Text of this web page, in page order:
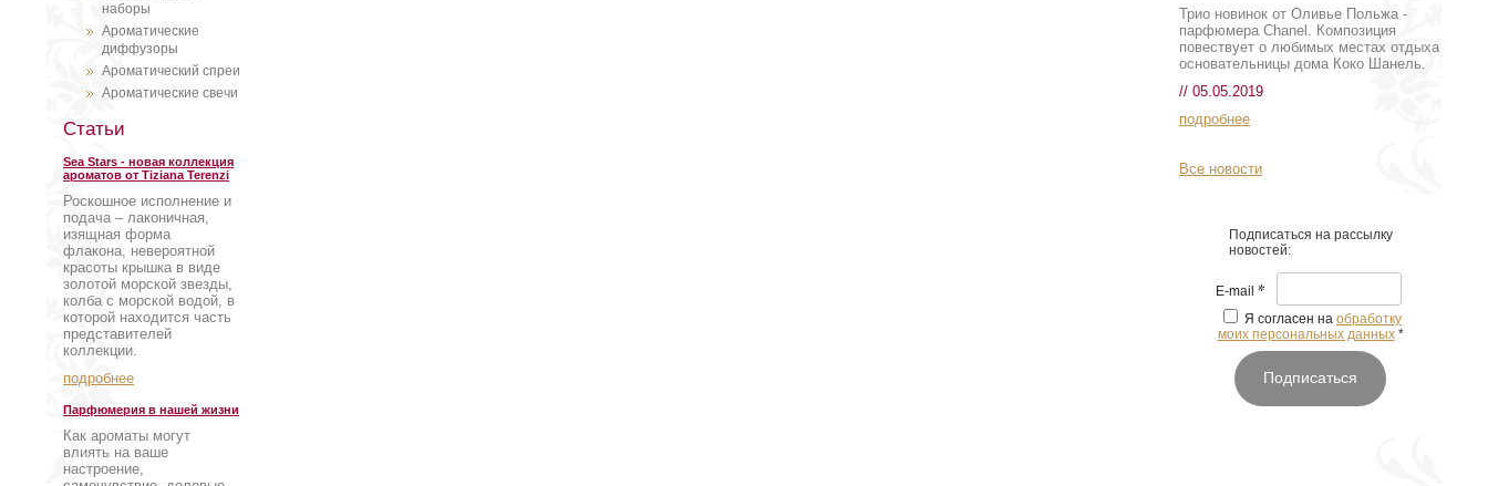
наборы
Ароматические
диффузоры
Ароматический спреи
Ароматические свечи
Статьи
Sea Stars - новая коллекция
ароматов от Tiziana Terenzi
Роскошное исполнение и
подача – лаконичная,
изящная форма
флакона, невероятной
красоты крышка в виде
золотой морской звезды,
колба с морской водой, в
которой находится часть
представителей
коллекции.
подробнее
Парфюмерия в нашей жизни
Как ароматы могут
влиять на ваше
настроение,
Трио новинок от Оливье Польжа -
парфюмера Chanel. Композиция
повествует о любимых местах отдыха
основательницы дома Коко Шанель.
// 05.05.2019
подробнее
Все новости
Подписаться на рассылку
новостей:
E-mail *
Я согласен на обработку
моих персональных данных *
Подписаться